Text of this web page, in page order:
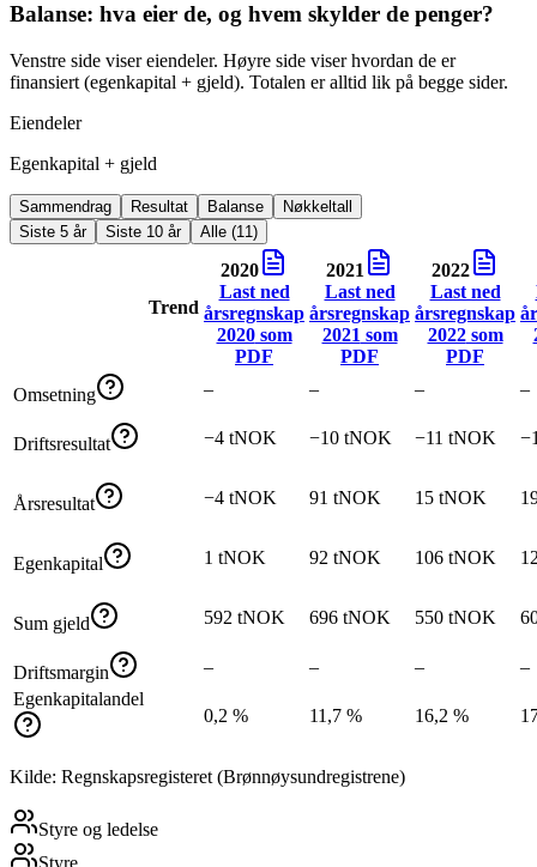
Balanse: hva eier de, og hvem skylder de penger?
Venstre side viser eiendeler. Høyre side viser hvordan de er
finansiert (egenkapital + gjeld). Totalen er alltid lik på begge sider.
Eiendeler
Egenkapital + gjeld
Sammendrag Resultat Balanse
Nøkkeltall
Siste 5 år
Siste 10 år Alle (11)
Trend
2020
Last ned
årsregnskap
2020som
PDF
2021
Last ned
årsregnskap
2021 som
PDF
2022
Last ned
årsregnskap
2022som
PDF
Omsetning – – – –
Driftsresultat −4 tNOK −10 tNOK −11 tNOK
Årsresultat −4 tNOK 91 tNOK 15 tNOK
Egenkapital 1 tNOK 92 tNOK 106 tNOK
Sum gjeld 592 tNOK 696 tNOK 550 tNOK
Driftsmargin – – –
–
Egenkapitalandel
0,2 %
11,7 % 16,2 %
Kilde: Regnskapsregisteret (Brønnøysundregistrene)
Styre og ledelse